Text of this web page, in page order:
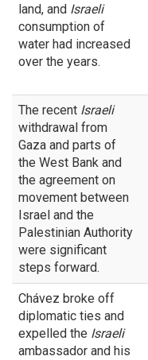
land, and Israeli
consumption of
water had increased
over the years.
The recent Israeli
withdrawal from
Gaza and parts of
the West Bank and
the agreement on
movement between
Israel and the
Palestinian Authority
were significant
steps forward.
Chávez broke off
diplomatic ties and
expelled the Israeli
ambassador and his